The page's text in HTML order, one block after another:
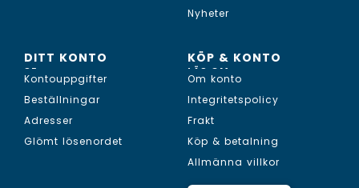
Nyheter
DITT KONTO
SE...
Kontouppgifter
Beställningar
Adresser
Glömt lösenordet
KÖP & KONTO
LÄS OM...
Om konto
Integritetspolicy
Frakt
Köp & betalning
Allmänna villkor